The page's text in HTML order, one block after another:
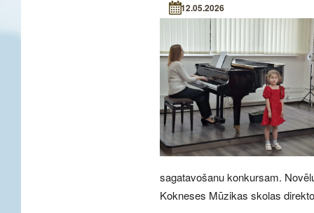
12.05.2026
sagatavošanu konkursam.
Kokneses Mūzikas skolas